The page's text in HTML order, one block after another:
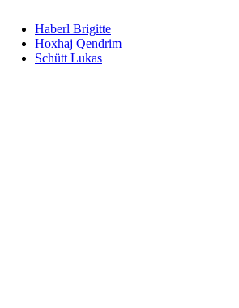
Haberl Brigitte
Hoxhaj Qendrim
Schütt Lukas